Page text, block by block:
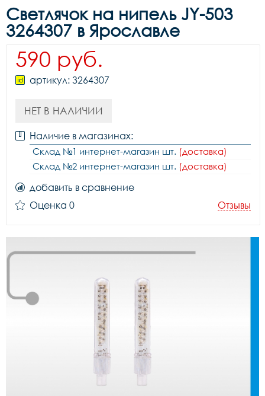
Светлячок на нипель JY-503
3264307 в Ярославле
590 руб.
артикул: 3264307
НЕТ В НАЛИЧИИ
Наличие в магазинах:
Склад №1 интернет-магазин шт. (доставка)
Склад №2 интернет-магазин шт. (доставка)
добавить в сравнение
Оценка 0
Отзывы